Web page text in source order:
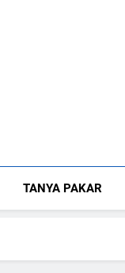
TANYA PAKAR